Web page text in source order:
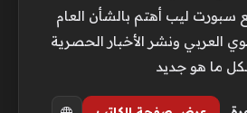
ليب أهتم بالشأن العام
العربي ونشر الأخبار الحصرية
ما هو جديد